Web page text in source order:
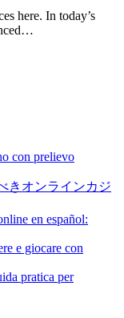
here. In today’s
con prelievo
きオンラインカジ
en español:
e giocare con
pratica per